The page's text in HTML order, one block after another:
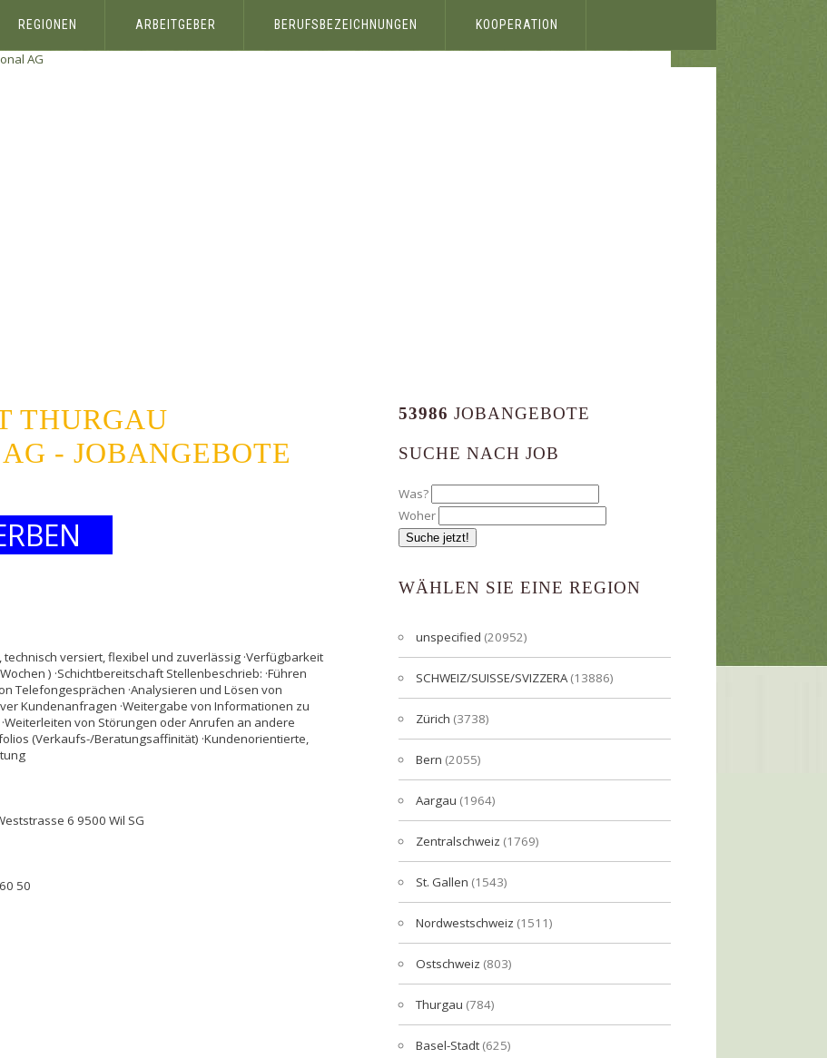
REGIONEN ARBEITGEBER BERUFSBEZEICHNUNGEN KOOPERATION
AG
THURGAU
- JOBANGEBOTE
versiert, flexibel und zuverlässig ·Verfügbarkeit
) ·Schichtbereitschaft Stellenbeschrieb: ·Führen
Telefongesprächen ·Analysieren und Lösen von
Kundenanfragen ·Weitergabe von Informationen zu
von Störungen oder Anrufen an andere
(Verkaufs-/Beratungsaffinität) ·Kundenorientierte,
6 9500 Wil SG
50
53986 JOBANGEBOTE
SUCHE NACH JOB
Was?
Woher
WÄHLEN SIE EINE REGION
unspecified (20952)
SCHWEIZ/SUISSE/SVIZZERA(13886)
Zürich (3738)
Bern (2055)
Aargau (1964)
Zentralschweiz (1769)
St. Gallen (1543)
Nordwestschweiz (1511)
Ostschweiz (803)
Thurgau (784)
Basel-Stadt (625)